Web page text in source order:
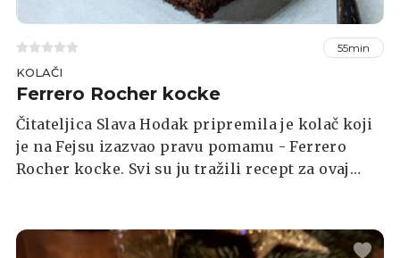
55min
KOLAČI
Ferrero Rocher kocke
Čitateljica Slava Hodak pripremila je kolač koji
je na Fejsu izazvao pravu pomamu - Ferrero
Rocher kocke. Svi su ju tražili recept za ovaj